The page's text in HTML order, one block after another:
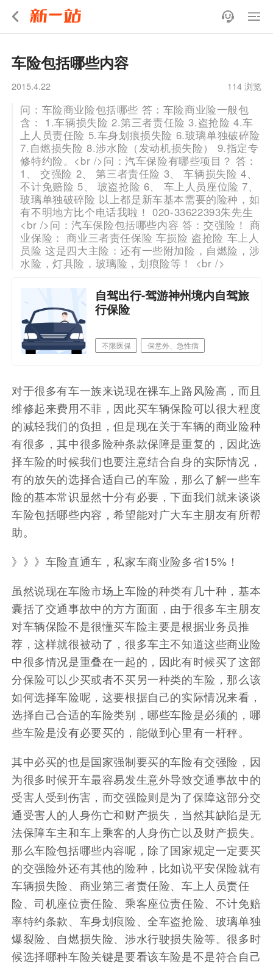
车险包括哪些内容
2015.4.22 114 浏览
问：车险商业险包括哪些 答：车险商业险一般包
含： 1.车辆损失险 2.第三者责任险 3.盗抢险 4.车
上人员责任险 5.车身划痕损失险 6.玻璃单独破碎险
7.自燃损失险 8.涉水险（发动机损失险） 9.指定专
修特约险。<br />问：汽车保险有哪些项目？ 答：
1、 交强险 2、 第三者责任险 3、 车辆损失险 4、
不计免赔险 5、 玻盗抢险 6、 车上人员座位险 7、
玻璃单独破碎险 以上都是新车基本需要的险种，如
有不明地方比个电话我啦！ 020-33622393朱先生
<br />问：汽车保险包括哪些内容 答：交强险！ 商
业保险： 商业三者责任保险 车损险 盗抢险 车上人
员险 这是四大主险：还有一些附加险，自燃险，涉
水险，灯具险，玻璃险，划痕险等！ <br />
自驾出行-驾游神州境内自驾旅
行保险
不限医保
保意外、急性病
对于很多有车一族来说现在裸车上路风险高，而且
维修起来费用不菲，因此买车辆保险可以很大程度
的减轻我们的负担，但是现在关于车辆的商业险种
有很多，其中很多险种条款保障是重复的，因此选
择车险的时候我们也要注意结合自身的实际情况，
有的放矢的选择合适自己的车险，那么了解一些车
险的基本常识显然十分有必要，下面我们就来谈谈
车险包括哪些内容，希望能对广大车主朋友有所帮
助。
》》》车险直通车，私家车商业险多省15%！
虽然说现在车险市场上车险的种类有几十种，基本
囊括了交通事故中的方方面面，由于很多车主朋友
对车辆保险不是很懂买车险主要是根据业务员推
荐，这样就很被动了，很多车主不知道这些商业险
中很多情况是重叠在一起的，因此有时候买了这部
分保险可以少买或者不买另一种类的车险，那么该
如何选择车险呢，这要根据自己的实际情况来看，
选择自己合适的车险类别，哪些车险是必须的，哪
些车险是没有必要买的，能做到心里有一杆秤。
其中必买的也是国家强制要买的车险有交强险，因
为很多时候开车最容易发生意外导致交通事故中的
受害人受到伤害，而交强险则是为了保障这部分交
通受害人的人身伤亡和财产损失，当然其缺陷是无
法保障车主和车上乘客的人身伤亡以及财产损失。
那么车险包括哪些内容呢，除了国家规定一定要买
的交强险外还有其他的险种，比如说平安保险就有
车辆损失险、商业第三者责任险、车上人员责任
险、司机座位责任险、乘客座位责任险、不计免赔
率特约条款、车身划痕险、全车盗抢险、玻璃单独
爆裂险、自燃损失险、涉水行驶损失险等。很多时
候选择哪种车险关键是要看该车险是不是符合自己